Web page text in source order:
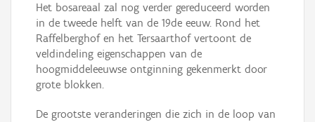
Het bosareaal zal nog verder gereduceerd worden
in de tweede helft van de 19de eeuw. Rond het
Raffelberghof en het Tersaarthof vertoont de
veldindeling eigenschappen van de
hoogmiddeleeuwse ontginning gekenmerkt door
grote blokken.
De grootste veranderingen die zich in de loop van